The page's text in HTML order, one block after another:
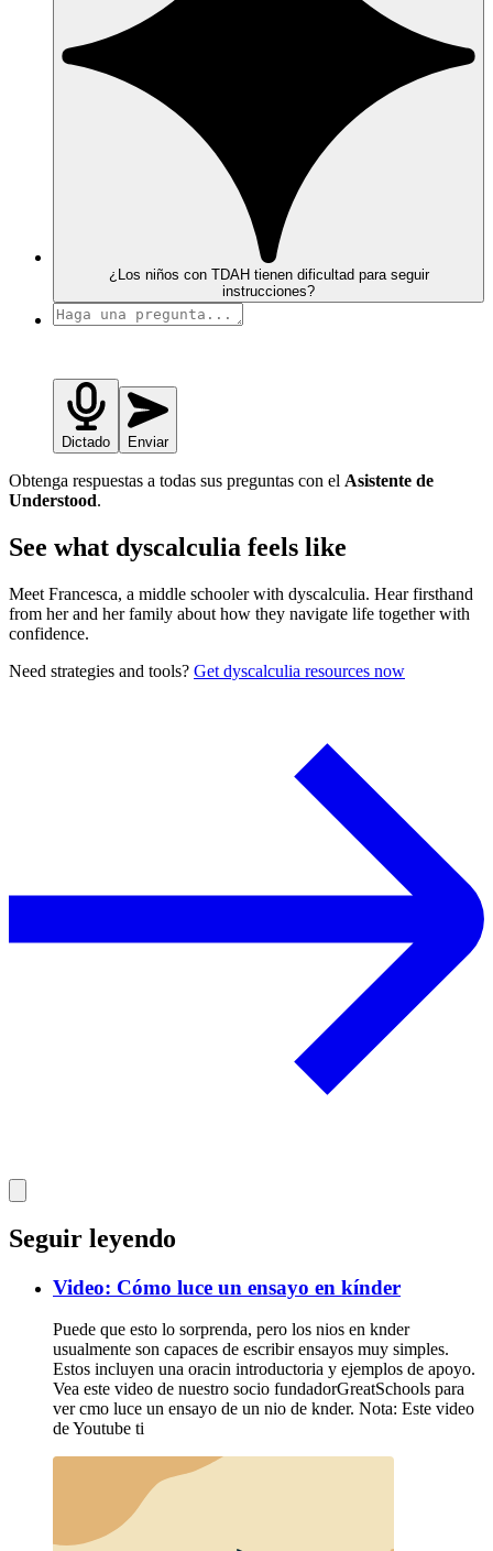
¿Los niños con TDAH tienen dificultad para seguir
instrucciones?
Dictado Enviar
Obtenga respuestas a todas sus preguntas con el Asistente de
Understood.
See what dyscalculia feels like
Meet Francesca, a middle schooler with dyscalculia. Hear firsthand
from her and her family about how they navigate life together with
confidence.
Need strategies and tools? Get dyscalculia resources now
Seguir leyendo
Video: Cómo luce un ensayo en kínder
Puede que esto lo sorprenda, pero los nios en knder
usualmente son capaces de escribir ensayos muy simples.
Estos incluyen una oracin introductoria y ejemplos de apoyo.
Vea este video de nuestro socio fundadorGreatSchools para
ver cmo luce un ensayo de un nio de knder. Nota: Este video
de Youtube ti